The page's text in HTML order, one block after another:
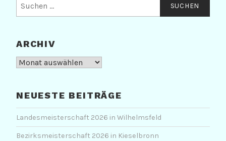
nach:
ARCHIV
Archiv
NEUESTE BEITRÄGE
Landesmeisterschaft 2026 in Wilhelmsfeld
Bezirksmeisterschaft 2026 in Kieselbronn